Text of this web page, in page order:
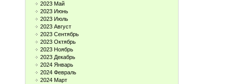
2023 Май
2023 Июнь
2023 Июль
2023 Август
2023 Сентябрь
2023 Октябрь
2023 Ноябрь
2023 Декабрь
2024 Январь
2024 Февраль
2024 Март